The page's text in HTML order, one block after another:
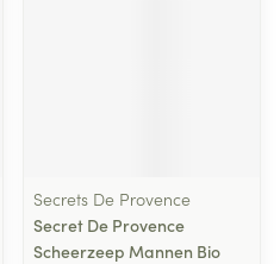
Secrets De Provence
Secret De Provence
Scheerzeep Mannen Bio